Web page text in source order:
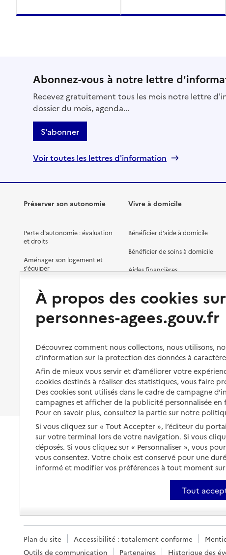
Abonnez-vous à notre lettre
Recevez gratuitement tous les mois notre lettre
dossier du mois, agenda...
S'abonner
Voir toutes les lettres d'information
Préserver son autonomie
Perte d'autonomie : évaluation
et droits
Aménager son logement et
s'équiper
santé
protection
Les obligations de la famille
À qui s’adresser ?
Les politiques du grand âge
Vivre à domicile
Bénéficier d'aide à domicile
Bénéficier de soins à domicile
Aides financières
Vivre à domicile avec une
Être hospitalisé
Fin de vie à domicile
Plan du site Accessibilité : totalement conforme
Outils de communication
Partenaires Historique des
À propos des cookies
personnes-agees.gouv.fr
Découvrez comment nous collectons, nous utilisons,
d’information sur la protection des données à
Afin de mieux vous servir et d’améliorer votre
cookies destinés à réaliser des statistiques, vous faire
Des cookies sont utilisés dans le cadre de campagne
campagnes et afficher de la publicité personnalisée
Pour en savoir plus, consultez la partie sur notre
Si vous cliquez sur « Tout Accepter », l’éditeur du
sur votre terminal lors de votre navigation. Si vous
déposés. Si vous cliquez sur « Personnaliser », vous
vous consentez. Votre choix est conservé pour une
informé et modifier vos préférences à tout moment sur
Tout